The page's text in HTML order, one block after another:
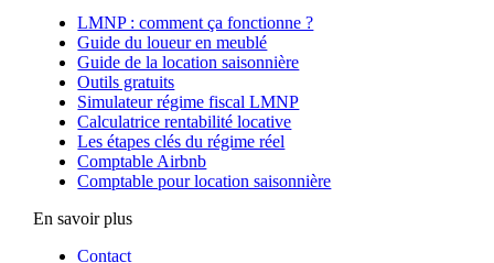
LMNP : comment ça fonctionne ?
Guide du loueur en meublé
Guide de la location saisonnière
Outils gratuits
Simulateur régime fiscal LMNP
Calculatrice rentabilité locative
Les étapes clés du régime réel
Comptable Airbnb
Comptable pour location saisonnière
En savoir plus
Contact